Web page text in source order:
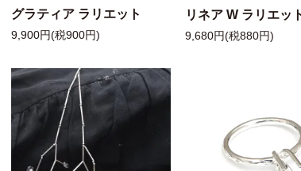
グラティア ラリエット
9,900円(税900円)
リネア W ラリエッ
9,680円(税880円)